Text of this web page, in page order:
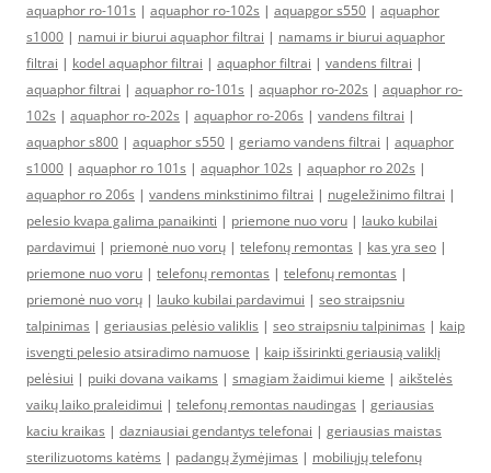
aquaphor ro-101s | aquaphor ro-102s | aquapgor s550 | aquaphor
s1000 | namui ir biurui aquaphor filtrai | namams ir biurui aquaphor
filtrai | kodel aquaphor filtrai | aquaphor filtrai | vandens filtrai |
aquaphor filtrai | aquaphor ro-101s | aquaphor ro-202s | aquaphor ro-
102s | aquaphor ro-202s | aquaphor ro-206s | vandens filtrai |
aquaphor s800 | aquaphor s550 | geriamo vandens filtrai | aquaphor
s1000 | aquaphor ro 101s | aquaphor 102s | aquaphor ro 202s |
aquaphor ro 206s | vandens minkstinimo filtrai | nugeležinimo filtrai |
pelesio kvapa galima panaikinti | priemone nuo voru | lauko kubilai
pardavimui | priemonė nuo vorų | telefonų remontas | kas yra seo |
priemone nuo voru | telefonų remontas | telefonų remontas |
priemonė nuo vorų | lauko kubilai pardavimui | seo straipsniu
talpinimas | geriausias pelėsio valiklis | seo straipsniu talpinimas | kaip
isvengti pelesio atsiradimo namuose | kaip išsirinkti geriausią valiklį
pelėsiui | puiki dovana vaikams | smagiam žaidimui kieme | aikštelės
vaikų laiko praleidimui | telefonų remontas naudingas | geriausias
kaciu kraikas | dazniausiai gendantys telefonai | geriausias maistas
sterilizuotoms katėms | padangų žymėjimas | mobiliųjų telefonų